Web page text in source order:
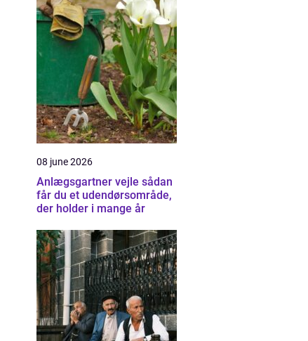
08 june 2026
Anlægsgartner vejle sådan
får du et udendørsområde,
der holder i mange år